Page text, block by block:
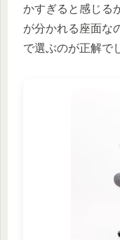
かすぎると感じる
が分かれる座面な
で選ぶのが正解で